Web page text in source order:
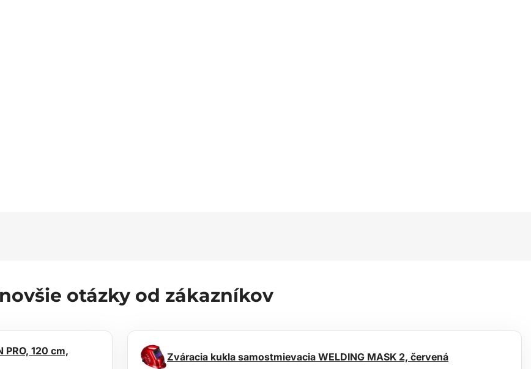
otázky od zákazníkov
120 cm,
Zváracia kukla samostmievacia WELDING MASK 2, červená